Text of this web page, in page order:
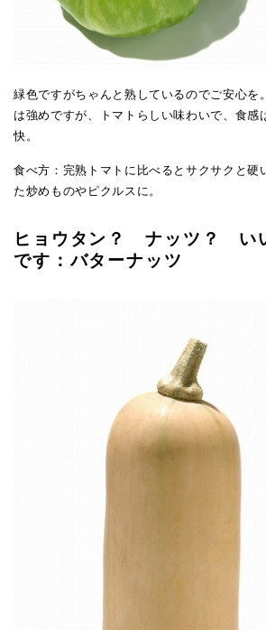
緑色ですがちゃんと熟しているのでご安心を
は強めですが、トマトらしい味わいで、食感
快。
食べ方：完熟トマトに比べるとサクサクと硬
た炒めものやピクルスに。
ヒョウタン？ ナッツ？ い
です：バターナッツ